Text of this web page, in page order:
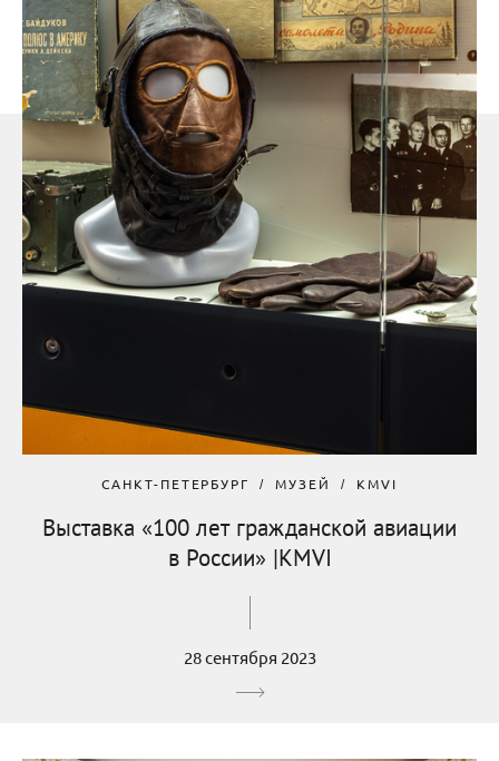
САНКТ-ПЕТЕРБУРГ МУЗЕЙ KMVI
Выставка «100 лет гражданской авиации
в России» |KMVI
28 сентября 2023